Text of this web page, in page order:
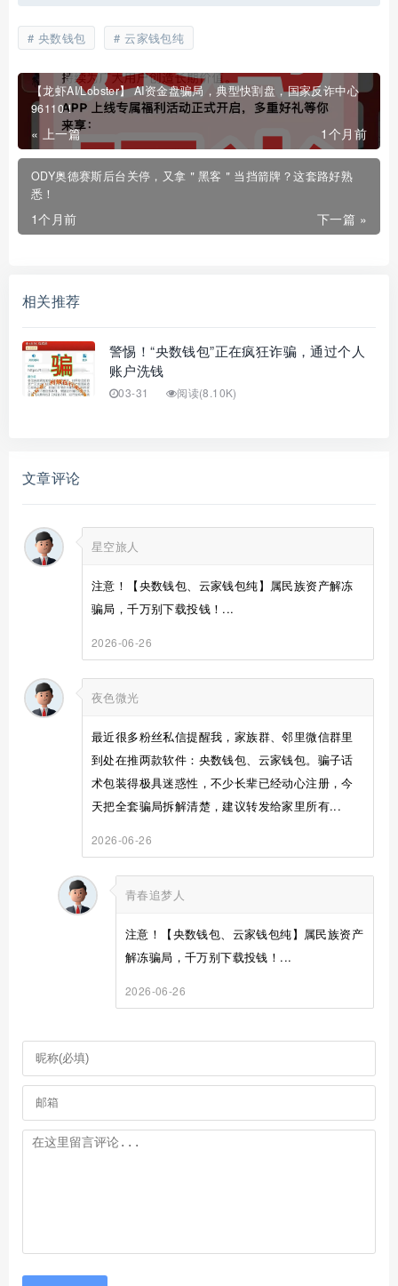
央数钱包 云家钱包纯
【龙虾AI/Lobster】 AI资金盘骗局，典型快割盘，国家反诈中心
96110！
« 上一篇 1个月前
ODY奥德赛斯后台关停，又拿＂黑客＂当挡箭牌？这套路好熟
悉！
下一篇 »
1个月前
相关推荐
警惕！“央数钱包”正在疯狂诈骗，通过个人
账户洗钱
03-31 阅读(8.10K)
文章评论
星空旅人
注意！【央数钱包、云家钱包纯】属民族资产解冻
骗局，千万别下载投钱！...
2026-06-26
夜色微光
最近很多粉丝私信提醒我，家族群、邻里微信群里
到处在推两款软件：央数钱包、云家钱包。骗子话
术包装得极具迷惑性，不少长辈已经动心注册，今
天把全套骗局拆解清楚，建议转发给家里所有...
2026-06-26
青春追梦人
注意！【央数钱包、云家钱包纯】属民族资产
解冻骗局，千万别下载投钱！...
2026-06-26